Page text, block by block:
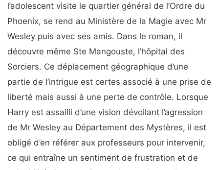
l’adolescent visite le quartier général de l’Ordre du
Phoenix, se rend au Ministère de la Magie avec Mr
Wesley puis avec ses amis. Dans le roman, il
découvre même Ste Mangouste, l’hôpital des
Sorciers. Ce déplacement géographique d’une
partie de l’intrigue est certes associé à une prise de
liberté mais aussi à une perte de contrôle. Lorsque
Harry est assailli d’une vision dévoilant l’agression
de Mr Wesley au Département des Mystères, il est
obligé d’en référer aux professeurs pour intervenir,
ce qui entraîne un sentiment de frustration et de